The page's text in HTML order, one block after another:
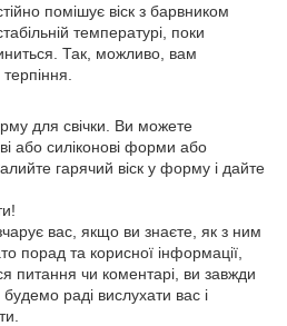
помішує віск з барвником
температурі, поки
Так, можливо, вам
для свічки. Ви можете
або силіконові форми або
гарячий віск у форму і дайте
вас, якщо ви знаєте, як з ним
порад та корисної інформації,
питання чи коментарі, ви завжди
раді вислухати вас і